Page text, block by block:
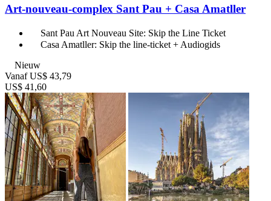
Art-nouveau-complex Sant Pau + Casa Amatller
Sant Pau Art Nouveau Site: Skip the Line Ticket
Casa Amatller: Skip the line-ticket + Audiogids
Nieuw
Vanaf US$ 43,79
US$ 41,60